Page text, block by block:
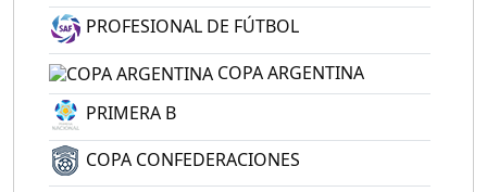
PROFESIONAL DE FÚTBOL
COPA ARGENTINA
PRIMERA B
COPA CONFEDERACIONES